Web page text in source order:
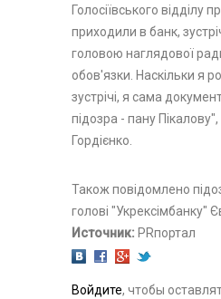
Голосіївського відділу
приходили в банк,
головою наглядової
обов'язки. Наскільки я
зустрічі, я сама
підозра - пану
Гордієнко.
Також повідомлено
голові "Укрексімбанку"
Источник: PRпортал
Войдите, чтобы